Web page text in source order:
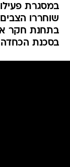
במסגרת
שוחררו
בתחנת חקר
בסכנת הכחדה